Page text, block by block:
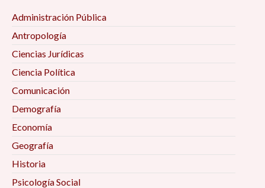
Administración Pública
Antropología
Ciencias Jurídicas
Ciencia Política
Comunicación
Demografía
Economía
Geografía
Historia
Psicología Social